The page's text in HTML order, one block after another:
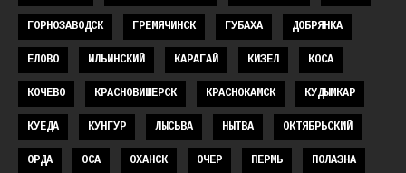
ГОРНОЗАВОДСК ГРЕМЯЧИНСК ГУБАХА ДОБРЯНКА
ЕЛОВО ИЛЬИНСКИЙ КАРАГАЙ КИЗЕЛ КОСА
КОЧЕВО КРАСНОВИШЕРСК КРАСНОКАМСК КУДЫМКАР
КУЕДА КУНГУР ЛЫСЬВА НЫТВА ОКТЯБРЬСКИЙ
ОРДА ОСА ОХАНСК ОЧЕР ПЕРМЬ ПОЛАЗНА